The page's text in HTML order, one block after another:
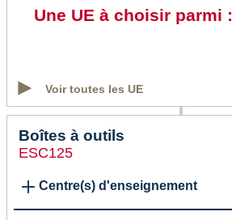
Une UE à choisir parmi :
Voir toutes les UE
Boîtes à outils
ESC125
Centre(s) d'enseignement